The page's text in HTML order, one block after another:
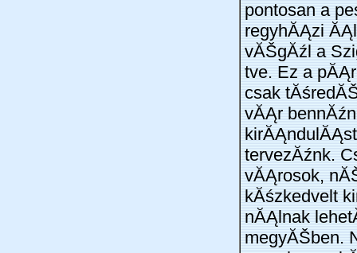
pontosan a
regyhĂĄzi
vĂŠgĂźl a
tve. Ez a
csak
vĂĄr
tervezĂźnk.
vĂĄrosok,
kĂśzkedvelt
nĂĄlnak
megyĂŠben.